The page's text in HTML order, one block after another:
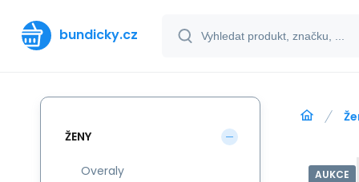
bundicky.cz
AUKCE
ŽENY
Overaly